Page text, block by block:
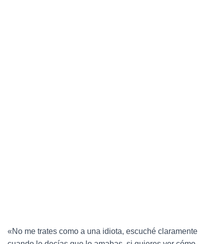
«No me trates como a una idiota, escuché claramente